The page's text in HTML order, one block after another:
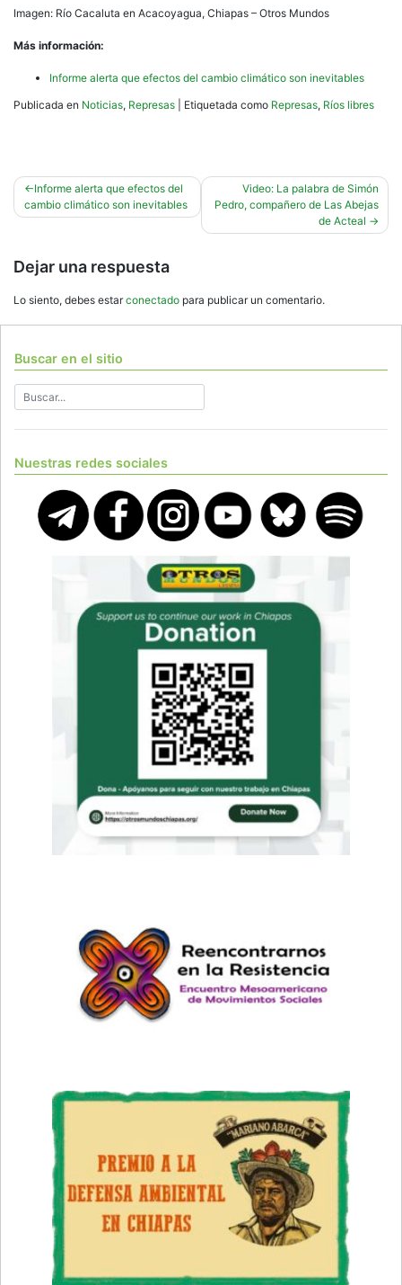
Imagen: Río Cacaluta en Acacoyagua, Chiapas – Otros Mundos
Más información:
Informe alerta que efectos del cambio climático son inevitables
Publicada en Noticias, Represas Etiquetada como Represas, Ríos libres
Navegación
de
Informe alerta que efectos del
cambio climático son inevitables
Video: La palabra de Simón
Pedro, compañero de Las Abejas
de Acteal
Dejar una respuesta
Lo siento, debes estarconectado para publicar un comentario.
Buscar en el sitio
Nuestras redes sociales